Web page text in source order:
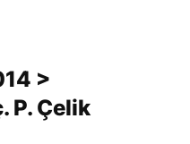
>
P. Çelik